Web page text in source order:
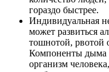
гораздо быстрее.
Индивидуальная
может развиться
тошнотой, рвотой
Компоненты дыма
организм